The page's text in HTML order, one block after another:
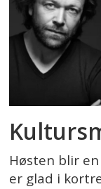
Høsten blir
er glad i